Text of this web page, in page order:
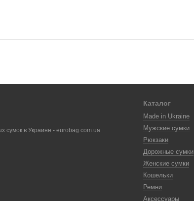
сумок в Украине - eurobag.com.ua
Каталог
Made in Ukraine
Мужские сумки
Рюкзаки
Дорожные сумки
Женские сумки
Кошельки
Ремни
Аксессуары